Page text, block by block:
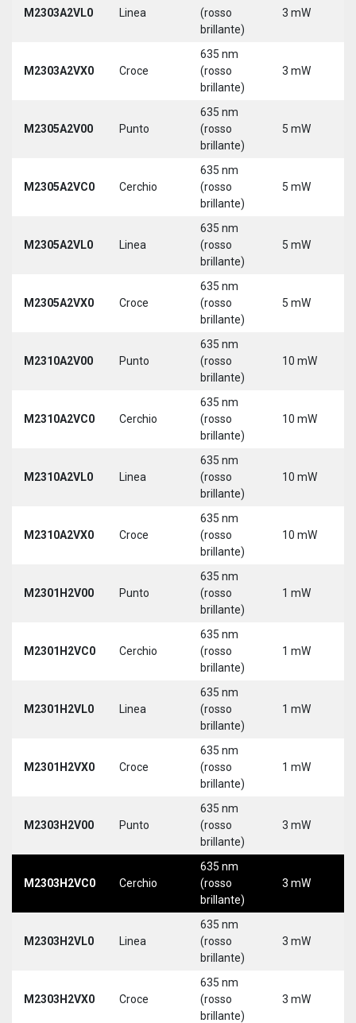
M2303A2VL0 Linea
(rosso
brillante)
3 mW
M2303A2VX0 Croce
635 nm
(rosso
brillante)
3 mW
M2305A2V00 Punto
635 nm
(rosso
brillante)
5 mW
M2305A2VC0 Cerchio
635 nm
(rosso
brillante)
5 mW
M2305A2VL0 Linea
635 nm
(rosso
brillante)
5 mW
M2305A2VX0 Croce
635 nm
(rosso
brillante)
5 mW
M2310A2V00 Punto
635 nm
(rosso
brillante)
10 mW
M2310A2VC0 Cerchio
635 nm
(rosso
brillante)
10 mW
M2310A2VL0 Linea
635 nm
(rosso
brillante)
10 mW
M2310A2VX0 Croce
635 nm
(rosso
brillante)
10 mW
M2301H2V00 Punto
635 nm
(rosso
brillante)
1 mW
M2301H2VC0 Cerchio
635 nm
(rosso
brillante)
1 mW
M2301H2VL0 Linea
635 nm
(rosso
brillante)
1 mW
M2301H2VX0 Croce
635 nm
(rosso
brillante)
1 mW
M2303H2V00 Punto
635 nm
(rosso
brillante)
3 mW
M2303H2VC0 Cerchio
635 nm
(rosso
brillante)
3 mW
M2303H2VL0 Linea
635 nm
(rosso
brillante)
3 mW
M2303H2VX0 Croce
635 nm
(rosso
brillante)
3 mW